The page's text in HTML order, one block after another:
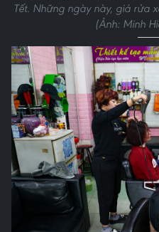
Tết. Những ngày này, giá rửa
(Ảnh: Minh